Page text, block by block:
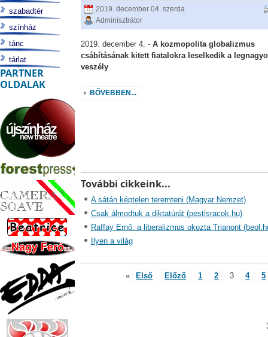
2019. december 04. szerda
Adminisztrátor
2019. december 4. - A kozmopolita globalizmus
csábításának kitett fiatalokra leselkedik a
veszély
BŐVEBBEN...
További cikkeink...
A sátán képtelen teremteni (Magyar Nemzet)
Csak álmodtuk a diktatúrát (pestisracok.hu)
Raffay Ernő: a liberalizmus okozta Trianont
Ilyen a világ
« Első Előző 1 2 3 4 5
szabadtér
színház
tánc
tárlat
PARTNER
OLDALAK